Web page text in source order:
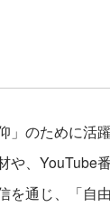
」のために活
や、YouTube
を通じ、「自